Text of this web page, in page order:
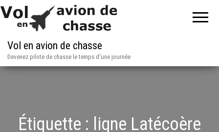
Vol en avion de chasse
Devenez pilote de chasse le temps d'une journée
Étiquette : ligne Latécoère